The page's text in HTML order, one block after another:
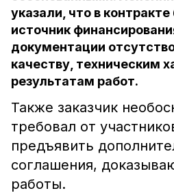
указали, что в
источник
документации
качеству, техническим
результатам работ.
Также заказчик
требовал от
предъявить
соглашения,
работы.